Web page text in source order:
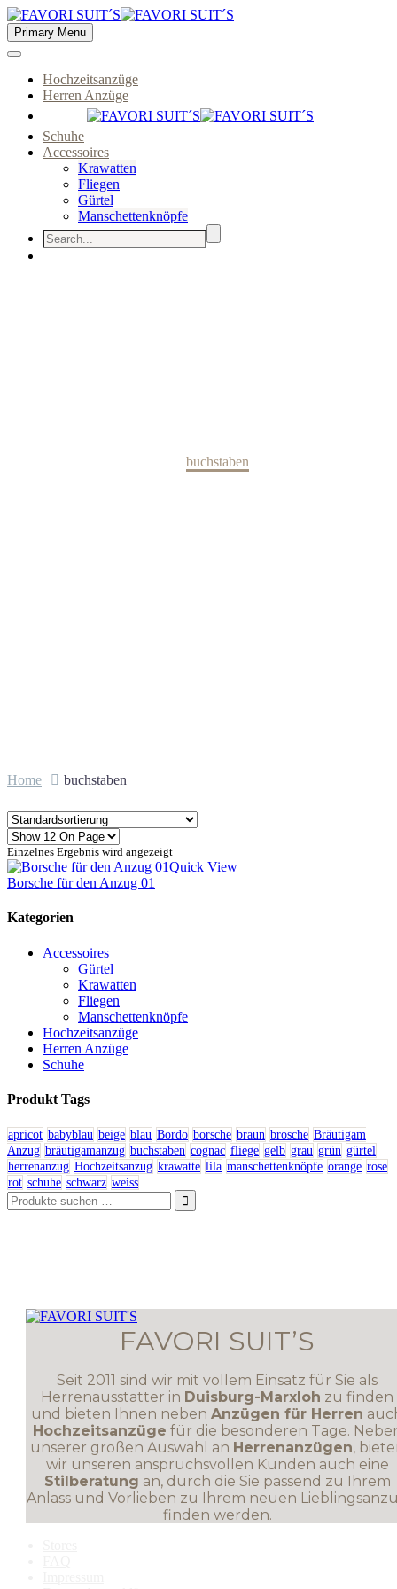
Primary Menu
Hochzeitsanzüge
Herren Anzüge
Schuhe
Accessoires
Krawatten
Fliegen
Gürtel
Manschettenknöpfe
buchstaben
Home buchstaben
Einzelnes Ergebnis wird angezeigt
Quick View
Borsche für den Anzug 01
Kategorien
Accessoires
Gürtel
Krawatten
Fliegen
Manschettenknöpfe
Hochzeitsanzüge
Herren Anzüge
Schuhe
Produkt Tags
apricot babyblau beige blau Bordo borsche braun brosche Bräutigam
Anzug bräutigamanzug buchstaben cognac fliege gelb grau grün gürtel
herrenanzug Hochzeitsanzug krawatte lila manschettenknöpfe orange rose
rot schuhe schwarz weiss

FAVORI SUIT’S
Seit 2011 sind wir mit vollem Einsatz für Sie als
Herrenausstatter in Duisburg-Marxloh zu finden
und bieten Ihnen neben Anzügen für Herren
Hochzeitsanzüge für die besonderen Tage.
unserer großen Auswahl an Herrenanzügen,
wir unseren anspruchsvollen Kunden auch eine
Stilberatung an, durch die Sie passend zu Ihrem
Anlass und Vorlieben zu Ihrem neuen
finden werden.